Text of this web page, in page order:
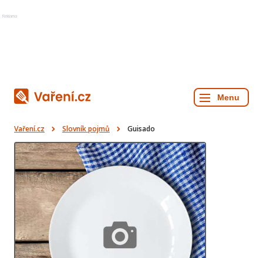
Reklama
Vaření.cz Slovník pojmů Guisado